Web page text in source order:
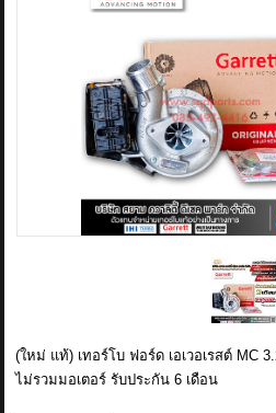
ข่าวสาร
รีวิวลูกค้า
(ใหม่ แท้) เทอร์โบ ฟอร์ด เอเวอเรสต์ MC
ไม่รวมมอเตอร์ รับประกัน 6 เดือน